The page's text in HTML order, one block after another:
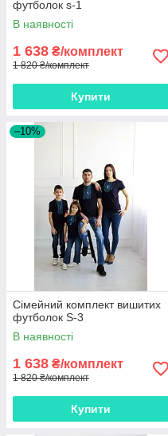
футболок s-1
В наявності
1 638 ₴/комплект
1 820 ₴/комплект
Купити
–10%
Сімейний комплект вишитих
футболок S-3
В наявності
1 638 ₴/комплект
1 820 ₴/комплект
Купити